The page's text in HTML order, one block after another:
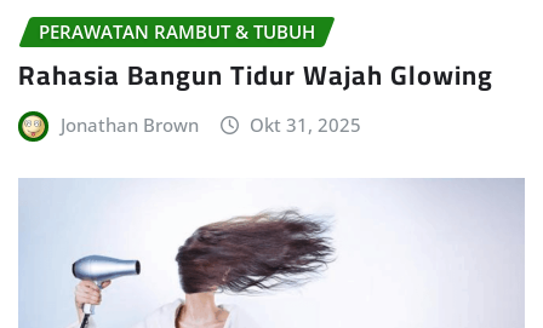
PERAWATAN RAMBUT & TUBUH
Rahasia Bangun Tidur Wajah Glowing
Jonathan Brown Okt 31, 2025